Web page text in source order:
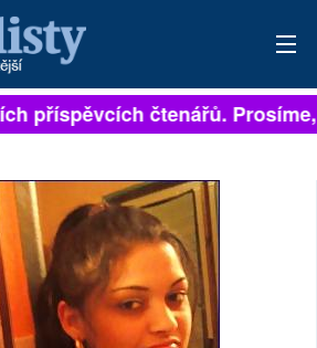
příspěvcích čtenářů. Prosíme,